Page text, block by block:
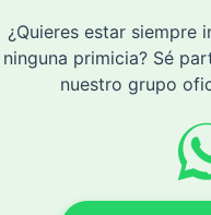
económica,
lavadores y
Colombia, sino por
¿Quieres estar siempre
ninguna primicia? Sé
nuestro grupo